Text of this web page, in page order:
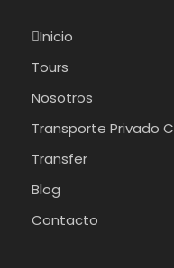
Inicio
Tours
Nosotros
Transporte Privado
Transfer
Blog
Contacto